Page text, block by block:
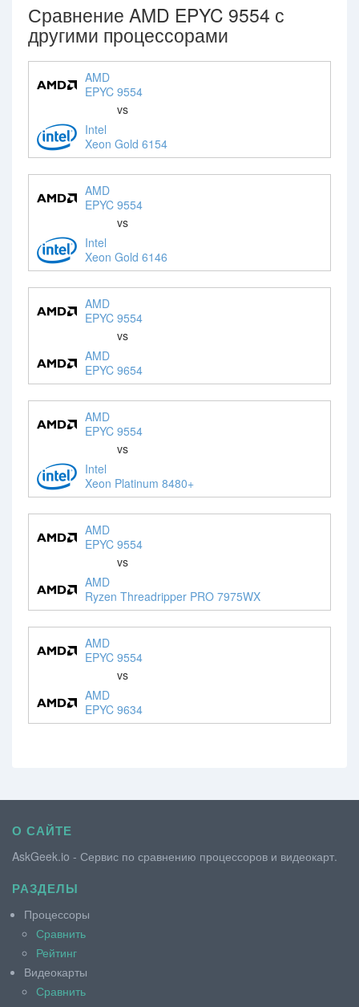
Сравнение AMD EPYC 9554 с
другими процессорами
AMD
EPYC 9554
vs
Intel
Xeon Gold 6154
AMD
EPYC 9554
vs
Intel
Xeon Gold 6146
AMD
EPYC 9554
vs
AMD
EPYC 9654
AMD
EPYC 9554
vs
Intel
Xeon Platinum 8480+
AMD
EPYC 9554
vs
AMD
Ryzen Threadripper PRO 7975WX
AMD
EPYC 9554
vs
AMD
EPYC 9634
О САЙТЕ
AskGeek.io - Сервис по сравнению процессоров и видеокарт.
РАЗДЕЛЫ
Процессоры
Сравнить
Рейтинг
Видеокарты
Сравнить